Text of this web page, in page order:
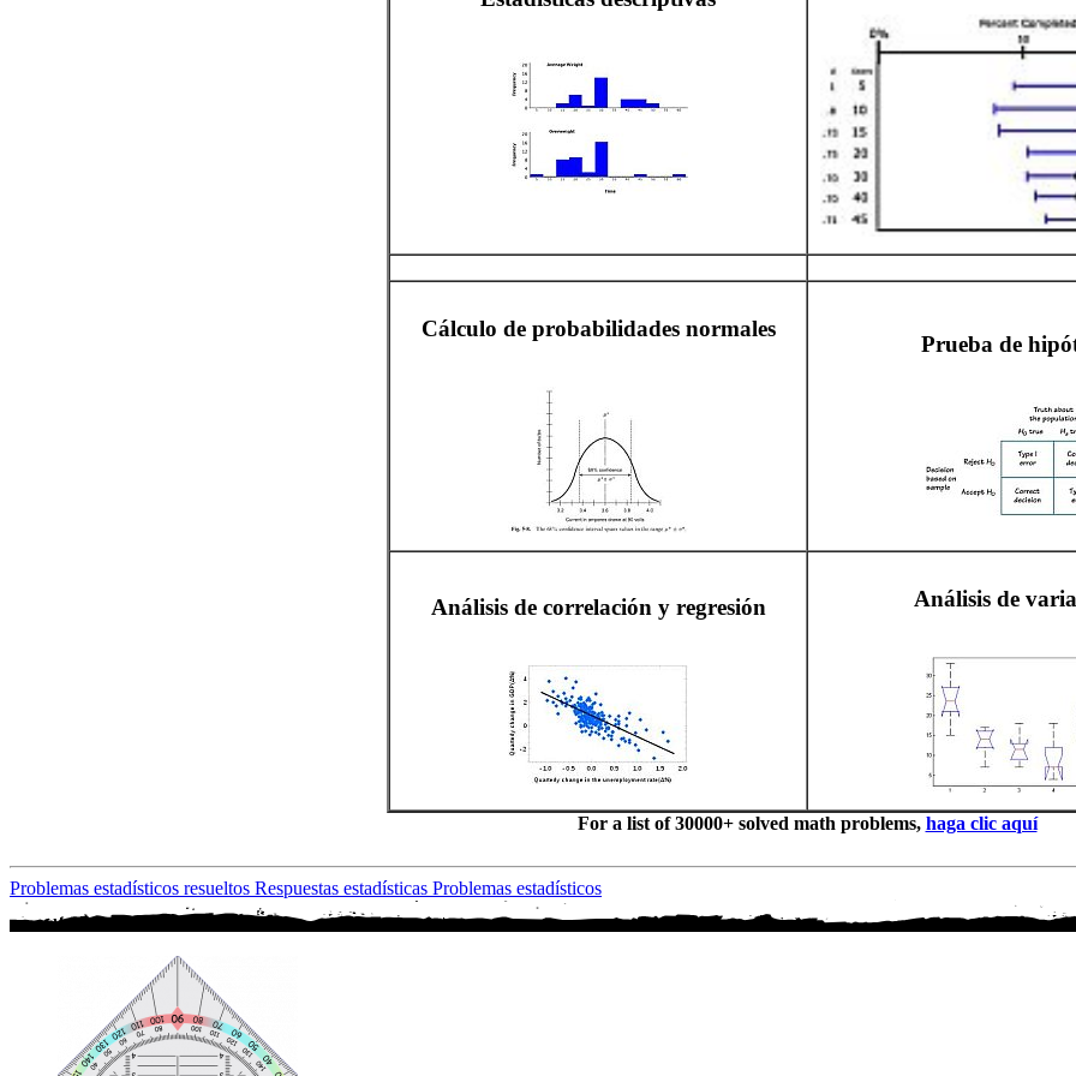
Cálculo de probabilidades normales
Prueba de
Análisis de correlación y regresión Análisis de
For a list of 30000+ solved math problems, haga clic aquí
Problemas estadísticos resueltos Respuestas estadísticas Problemas estadísticos